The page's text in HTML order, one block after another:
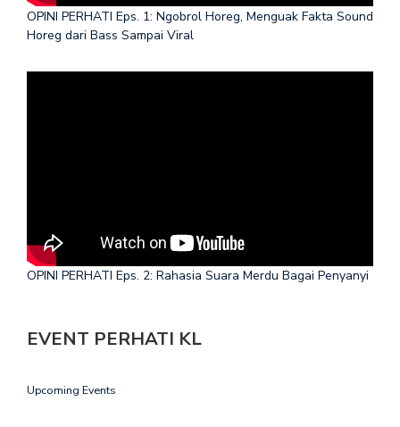
OPINI PERHATI Eps. 1: Ngobrol Horeg, Menguak Fakta Sound
Horeg dari Bass Sampai Viral
OPINI PERHATI Eps. 2: Rahasia Suara Merdu Bagai Penyanyi
EVENT PERHATI KL
Upcoming Events